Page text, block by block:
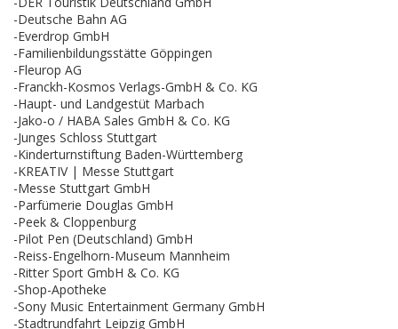
-Deutsche Bahn AG
-Everdrop GmbH
-Familienbildungsstätte Göppingen
-Fleurop AG
-Franckh-Kosmos Verlags-GmbH & Co. KG
-Haupt- und Landgestüt Marbach
-Jako-o / HABA Sales GmbH & Co. KG
-Junges Schloss Stuttgart
-Kinderturnstiftung Baden-Württemberg
-KREATIV | Messe Stuttgart
-Messe Stuttgart GmbH
-Parfümerie Douglas GmbH
-Peek & Cloppenburg
-Pilot Pen (Deutschland) GmbH
-Reiss-Engelhorn-Museum Mannheim
-Ritter Sport GmbH & Co. KG
-Shop-Apotheke
-Sony Music Entertainment Germany GmbH
-Stadtrundfahrt Leipzig GmbH